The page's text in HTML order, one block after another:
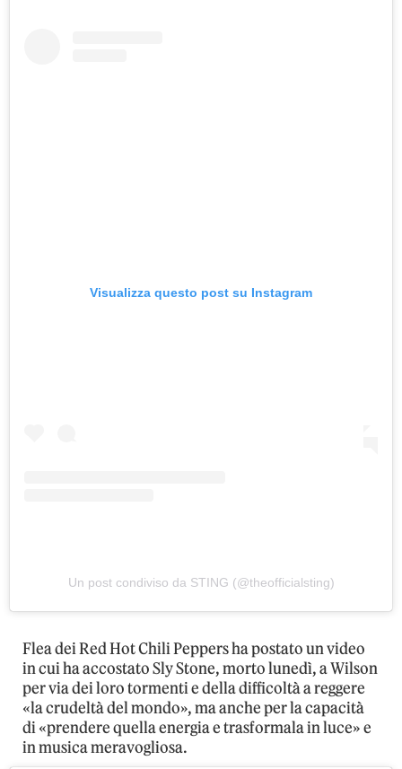
Visualizza questo post su Instagram
Un post condiviso da STING (@theofficialsting)
Flea dei Red Hot Chili Peppers ha postato un video
in cui ha accostato Sly Stone, morto lunedì, a Wilson
per via dei loro tormenti e della difficoltà a reggere
«la crudeltà del mondo», ma anche per la capacità
di «prendere quella energia e trasformala in luce» e
in musica meravogliosa.